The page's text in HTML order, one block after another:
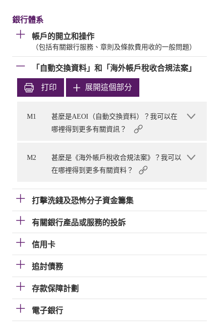
銀行體系
帳戶的開立和操作
（包括有關銀行服務、章則及條款費用收的一般問題）
「自動交換資料」和「海外帳戶稅收合規法案」
打印 展開這個部分
M1
甚麼是AEOI（自動交換資料）？我可以在
哪裡得到更多有關資訊？
M2
甚麼是《海外帳戶稅收合規法案》？我可以
在哪裡得到更多有關資料？
打擊洗錢及恐怖分子資金籌集
有關銀行產品或服務的投訴
信用卡
追討債務
存款保障計劃
電子銀行